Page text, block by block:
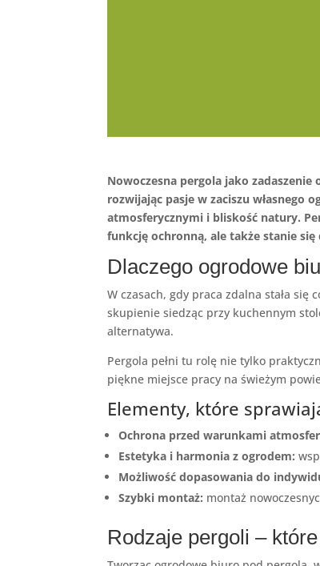
Nowoczesna pergola jako
rozwijając pasje w zaciszu
atmosferycznymi i bliskość natury.
funkcję ochronną, ale także stanie
Dlaczego ogrodowe
W czasach, gdy praca zdalna stała
skupienie siedząc przy kuchennym
alternatywa.
Pergola pełni tu rolę nie tylko
piękne miejsce pracy na świeżym
Elementy, które
Ochrona przed warunkami
Estetyka i harmonia z ogrodem:
Możliwość dopasowania do
Szybki montaż: montaż
Rodzaje pergoli –